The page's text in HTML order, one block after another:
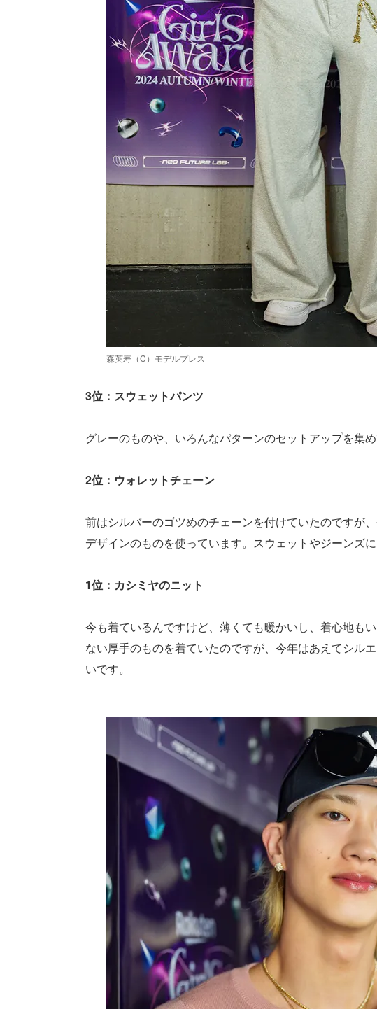
森英寿（C）モデルプレス
3位：スウェットパンツ
グレーのものや、いろんなパターンのセットアップを集め
2位：ウォレットチェーン
前はシルバーのゴツめのチェーンを付けていたのですが
デザインのものを使っています。スウェットやジーンズ
1位：カシミヤのニット
今も着ているんですけど、薄くても暖かいし、着心地も
ない厚手のものを着ていたのですが、今年はあえてシル
いです。